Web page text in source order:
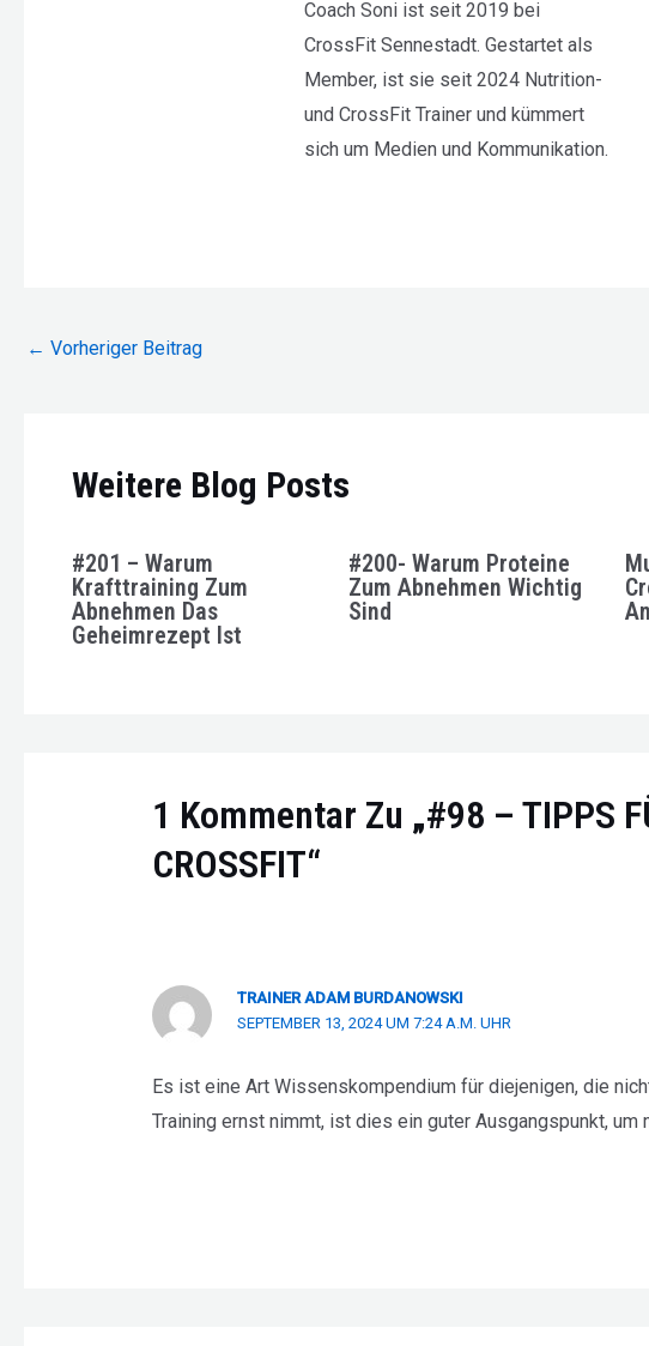
Coach Soni ist seit 2019 bei
CrossFit Sennestadt. Gestartet als
Member, ist sie seit 2024 Nutrition-
und CrossFit Trainer und kümmert
sich um Medien und Kommunikation.
Beitragsnavigation
← Vorheriger Beitrag
Weitere Blog Posts
#201 – Warum
Krafttraining Zum
Abnehmen Das
Geheimrezept Ist
#200- Warum Proteine
Zum Abnehmen Wichtig
Sind
1 Kommentar Zu „#98 – TIPPS
CROSSFIT“
TRAINER ADAM BURDANOWSKI
SEPTEMBER 13, 2024 UM 7:24 A.M. UHR
Es ist eine Art Wissenskompendium für diejenigen, die
Training ernst nimmt, ist dies ein guter Ausgangspunkt,